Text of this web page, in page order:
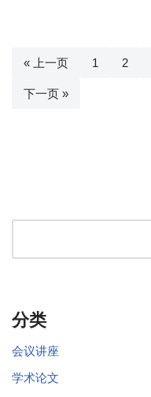
« 上一页 1 2
下一页 »
分类
会议讲座
学术论文